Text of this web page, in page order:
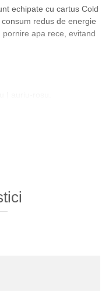
echipate cu cartus Cold
redus de energie
apa rece, evitand